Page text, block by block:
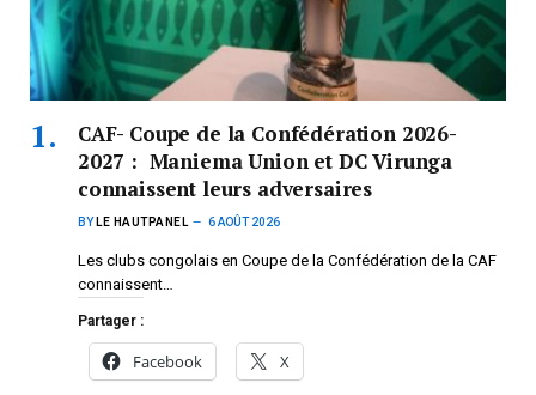
CAF- Coupe de la Confédération 2026-
2027 : Maniema Union et DC Virunga
connaissent leurs adversaires
BY LE HAUTPANEL 6 AOÛT 2026
Les clubs congolais en Coupe de la Confédération de la CAF
connaissent…
Partager :
Facebook X